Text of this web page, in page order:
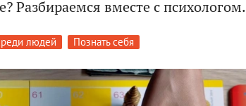
Разбираемся вместе с психологом.
людей Познать себя